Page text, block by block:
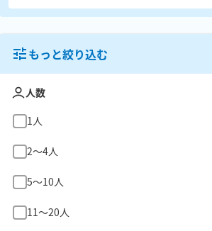
もっと絞り込む
人数
1人
2〜4人
5〜10人
11〜20人